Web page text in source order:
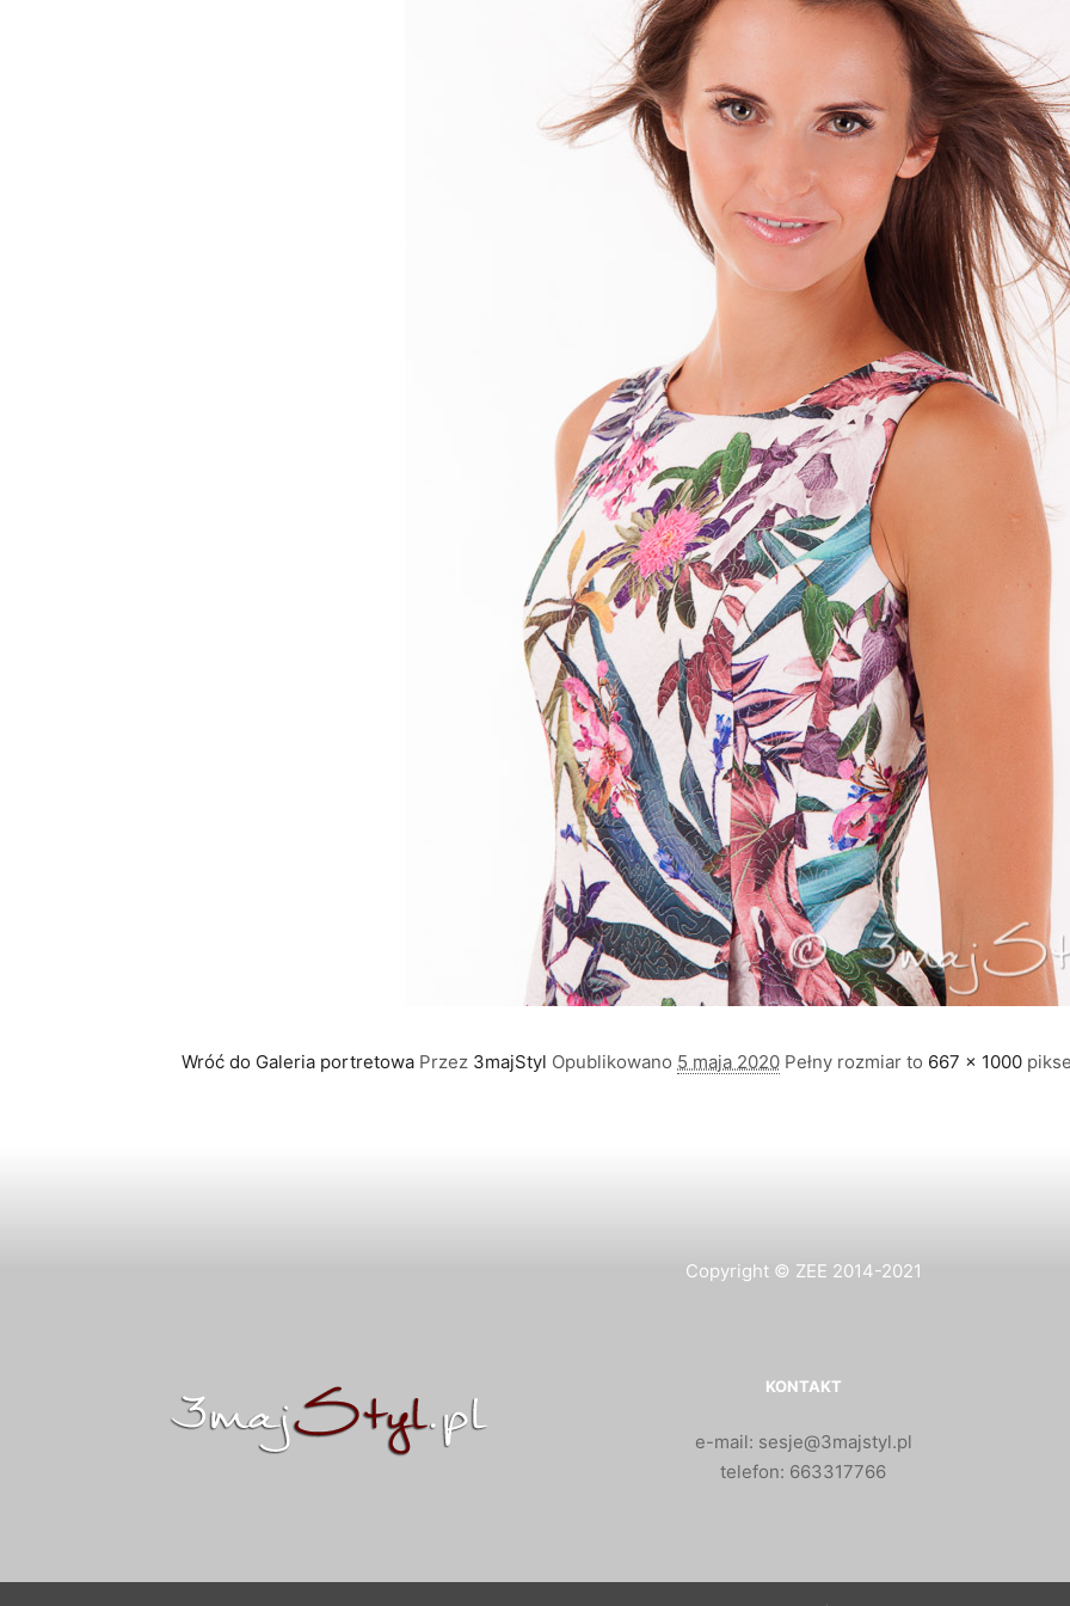
Wróć do Galeria portretowa Przez 3majStyl Opublikowano 5 maja 2020 Pełny rozmiar to 667 × 1000
Copyright © ZEE 2014-2021
KONTAKT
e-mail: sesje@3majstyl.pl
telefon: 663317766